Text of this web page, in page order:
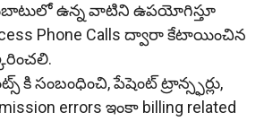
ఉన్న వాటిని ఉపయోగిస్తూ
Phone Calls ద్వారా కేటాయించిన
కి సంబంధించి, పేషెంట్ ట్రాన్స్ఫర్లు,
errors ఇంకా billing related